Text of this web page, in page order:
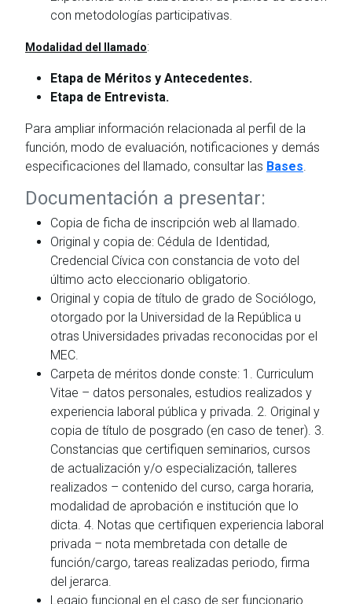
con metodologías participativas.
Modalidad del llamado:
Etapa de Méritos y Antecedentes.
Etapa de Entrevista.
Para ampliar información relacionada al perfil de la
función, modo de evaluación, notificaciones y demás
especificaciones del llamado, consultar las Bases.
Documentación a presentar:
Copia de ficha de inscripción web al llamado.
Original y copia de: Cédula de Identidad,
Credencial Cívica con constancia de voto del
último acto eleccionario obligatorio.
Original y copia de título de grado de Sociólogo,
otorgado por la Universidad de la República u
otras Universidades privadas reconocidas por el
MEC.
Carpeta de méritos donde conste: 1. Curriculum
Vitae – datos personales, estudios realizados y
experiencia laboral pública y privada. 2. Original y
copia de título de posgrado (en caso de tener). 3.
Constancias que certifiquen seminarios, cursos
de actualización y/o especialización, talleres
realizados – contenido del curso, carga horaria,
modalidad de aprobación e institución que lo
dicta. 4. Notas que certifiquen experiencia laboral
privada – nota membretada con detalle de
función/cargo, tareas realizadas periodo, firma
del jerarca.
Legajo funcional en el caso de ser funcionario